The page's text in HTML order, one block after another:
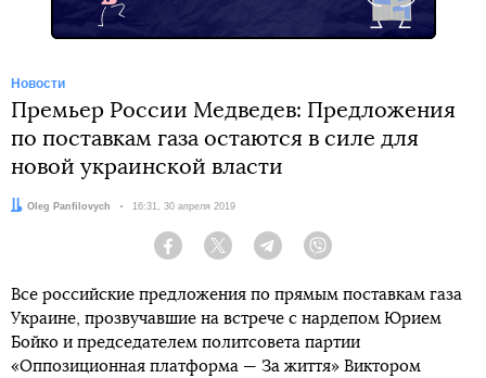
Новости
Премьер России Медведев: Предложения
по поставкам газа остаются в силе для
новой украинской власти
Автор:
Oleg Panfilovych Дата:
16:31, 30 апреля 2019
Facebook Twitter Telegram
Все российские предложения по прямым поставкам газа
Украине, прозвучавшие на встрече с нардепом Юрием
Бойко и председателем политсовета партии
«Оппозиционная платформа — За життя» Виктором